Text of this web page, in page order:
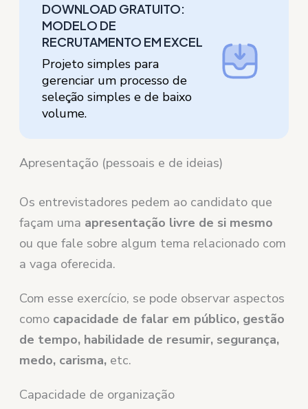
DOWNLOAD GRATUITO:
MODELO DE
RECRUTAMENTO EM EXCEL
Projeto simples para
gerenciar um processo de
seleção simples e de baixo
volume.
Apresentação (pessoais e de ideias)
Os entrevistadores pedem ao candidato que
façam uma apresentação livre de si mesmo
ou que fale sobre algum tema relacionado com
a vaga oferecida.
Com esse exercício, se pode observar aspectos
como capacidade de falar em público, gestão
de tempo, habilidade de resumir, segurança,
medo, carisma, etc.
Capacidade de organização